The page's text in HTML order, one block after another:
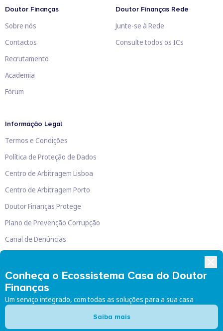
Conheça o Ecossistema Casa do Doutor
Finanças
Um serviço integrado, com todas as soluções para a sua casa
Saiba mais
Doutor Finanças
Sobre nós
Contactos
Recrutamento
Academia
Fórum
Doutor Finanças Rede
Junte-se à Rede
Consulte todos os ICs
Informação Legal
Termos e Condições
Política de Proteção de Dados
Centro de Arbitragem Lisboa
Centro de Arbitragem Porto
Doutor Finanças Protege
Plano de Prevenção Corrupção
Canal de Denúncias
Doutor Finanças, Lda